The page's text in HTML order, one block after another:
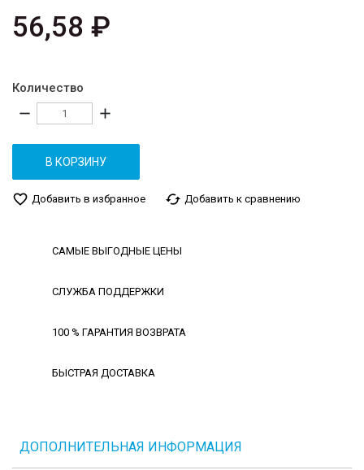
56,58 ₽
Количество
remove add
В КОРЗИНУ
favorite_border Добавить в избранное cached Добавить к сравнению
САМЫЕ ВЫГОДНЫЕ ЦЕНЫ
СЛУЖБА ПОДДЕРЖКИ
100 % ГАРАНТИЯ ВОЗВРАТА
БЫСТРАЯ ДОСТАВКА
ДОПОЛНИТЕЛЬНАЯ ИНФОРМАЦИЯ